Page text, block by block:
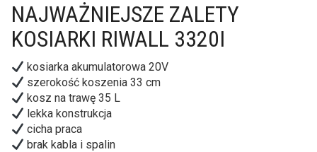
NAJWAŻNIEJSZE ZALETY
KOSIARKI RIWALL 3320I
kosiarka akumulatorowa 20V
szerokość koszenia 33 cm
kosz na trawę 35 L
lekka konstrukcja
cicha praca
brak kabla i spalin